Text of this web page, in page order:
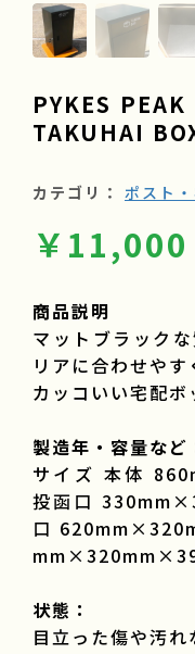
PYKES
TAKUHAI
カテゴリ： ポスト
￥11,000
商品説明
マットブラック
リアに合わせやす
カッコいい宅配ボ
製造年・容量など
サイズ 本体
投函口
口
状態：
目立った傷や汚れ